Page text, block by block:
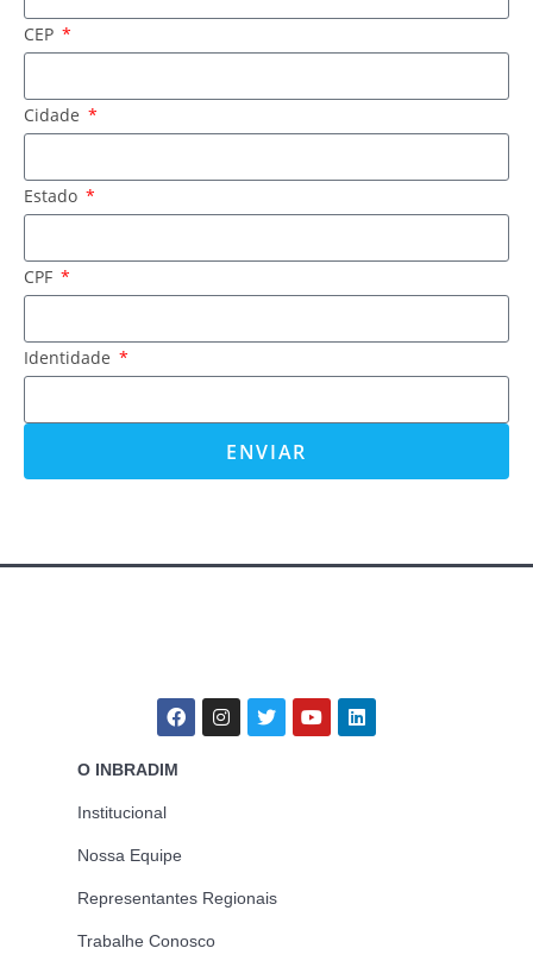
CEP
Cidade
Estado
CPF
Identidade
ENVIAR
O INBRADIM
Institucional
Nossa Equipe
Representantes Regionais
Trabalhe Conosco